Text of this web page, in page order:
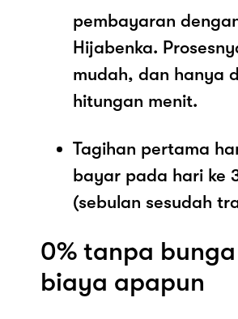
pembayaran
Hijabenka.
mudah, dan hanya
hitungan menit.
Tagihan pertama
bayar pada hari ke
(sebulan sesudah
0% tanpa
biaya apapun